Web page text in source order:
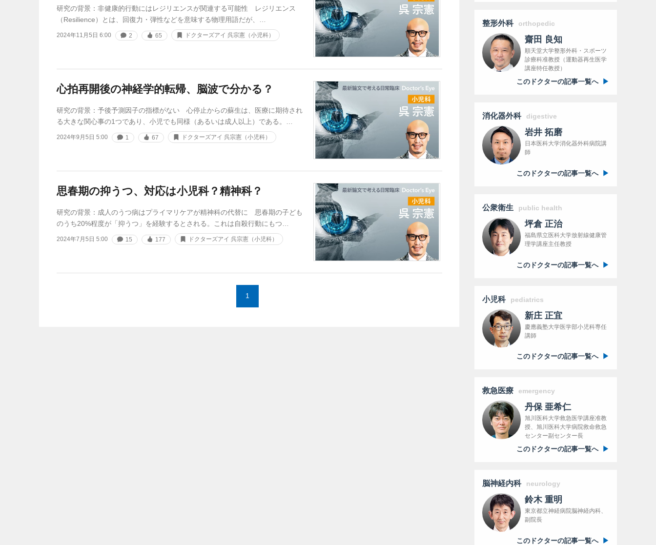
研究の背景：非健康的行動にはレジリエンスが関連する可能性 レジリエンス
（Resilience）とは、回復力・弾性などを意味する物理用語だが、…
2024年11月5日 6:00 2 65 ドクターズアイ 呉宗憲（小児科）
心拍再開後の神経学的転帰、脳波で分かる？
研究の背景：予後予測因子の指標がない 心停止からの蘇生は、医療に期待され
る大きな関心事の1つであり、小児でも同様（あるいは成人以上）である。…
2024年9月5日 5:00 1 67 ドクターズアイ 呉宗憲（小児科）
思春期の抑うつ、対応は小児科？精神科？
研究の背景：成人のうつ病はプライマリケアが精神科の代替に 思春期の子ども
のうち20%程度が「抑うつ」を経験するとされる。これは自殺行動にもつ…
2024年7月5日 5:00 15 177 ドクターズアイ 呉宗憲（小児科）
1
整形外科 orthopedic
齋田 良知
順天堂大学整形外科・スポーツ
診療科准教授（運動器再生医学
講座特任教授）
このドクターの記事一覧へ
消化器外科 digestive
岩井 拓磨
日本医科大学消化器外科病院講
師
このドクターの記事一覧へ
公衆衛生 public health
坪倉 正治
福島県立医科大学放射線健康管
理学講座主任教授
このドクターの記事一覧へ
小児科 pediatrics
新庄 正宜
慶應義塾大学医学部小児科専任
講師
このドクターの記事一覧へ
救急医療 emergency
丹保 亜希仁
旭川医科大学救急医学講座准教
授、旭川医科大学病院救命救急
センター副センター長
このドクターの記事一覧へ
脳神経内科 neurology
鈴木 重明
東京都立神経病院脳神経内科、
副院長
このドクターの記事一覧へ